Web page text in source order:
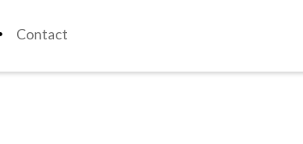
Contact